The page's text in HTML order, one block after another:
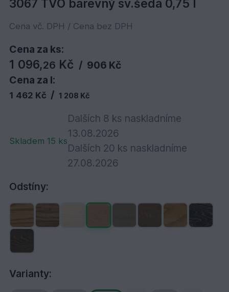
3067 TVO barevný sv.šedá 0,75 l
Cena vč. DPH / Cena bez DPH
Cena za ks:
1 096,26 Kč / 906 Kč
Cena za l:
1 462 Kč / 1 208 Kč
Skladem 15 ks
Dalších 8 ks naskladníme
13.08.2026
Dalších 20 ks naskladníme
27.08.2026
Odstíny:
Varianty: